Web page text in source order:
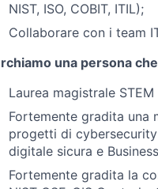
NIST, ISO, COBIT, ITIL);
Collaborare con i team
una persona
Laurea magistrale
Fortemente gradita una
progetti di
digitale sicura e
Fortemente gradita la